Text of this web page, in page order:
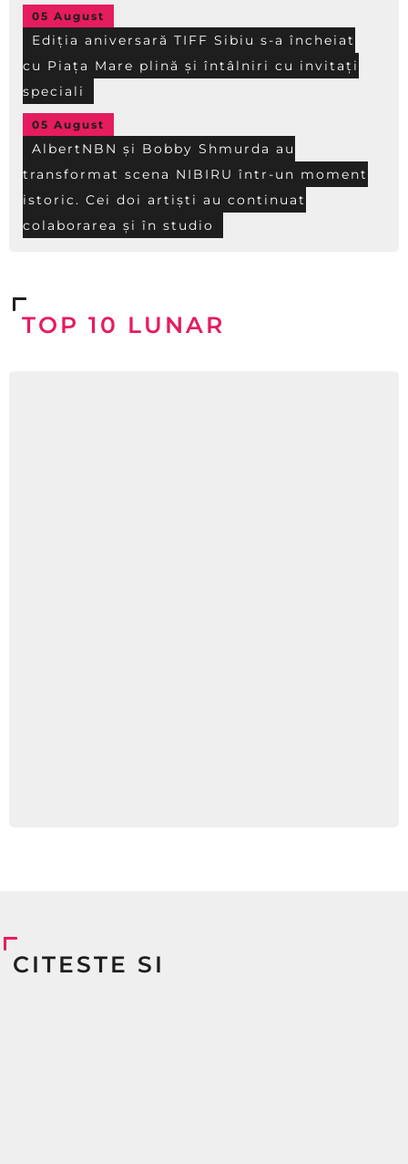
05 August
Ediția aniversară TIFF Sibiu s-a încheiat
cu Piața Mare plină și întâlniri cu invitați
speciali
05 August
AlbertNBN și Bobby Shmurda au
transformat scena NIBIRU într-un moment
istoric. Cei doi artiști au continuat
colaborarea și în studio
TOP 10 LUNAR
CITESTE SI